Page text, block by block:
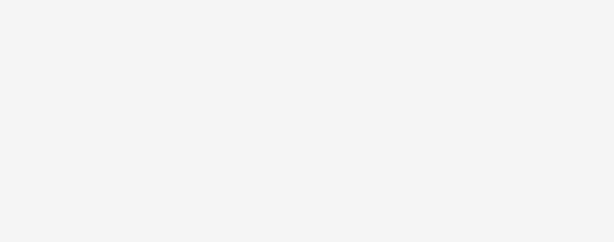
キョク